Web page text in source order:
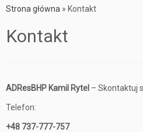
toStrona główna » Kontakt
Kontakt
ADResBHP Kamil Rytel – Skontaktuj
Telefon:
+48 737-777-757